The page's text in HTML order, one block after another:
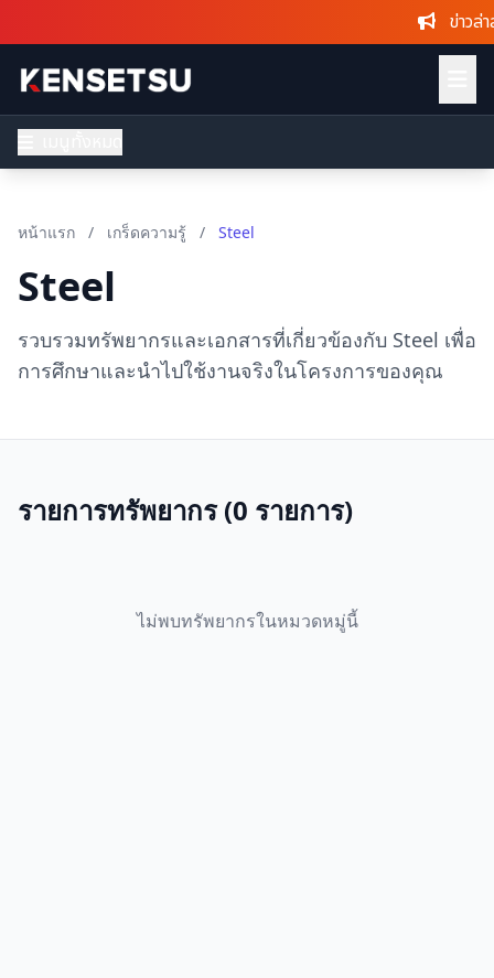
ข่าวล่า
หน้าแรก / เกร็ดความรู้ / Steel
Steel
รวบรวมทรัพยากรและเอกสารที่เกี่ยวข้องกับ Steel เพื่อ
การศึกษาและนำไปใช้งานจริงในโครงการของคุณ
รายการทรัพยากร (0 รายการ)
ไม่พบทรัพยากรในหมวดหมู่นี้